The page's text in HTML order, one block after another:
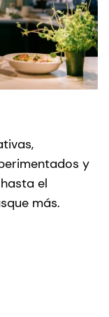
y
el
más.